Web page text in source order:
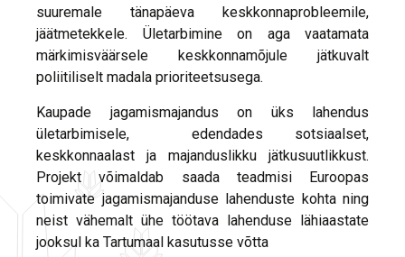
suuremale tänapäeva keskkonnaprobleemile,
jäätmetekkele. Ületarbimine on aga vaatamata
märkimisväärsele keskkonnamõjule jätkuvalt
poliitiliselt madala prioriteetsusega.
Kaupade jagamismajandus on üks lahendus
ületarbimisele, edendades sotsiaalset,
keskkonnaalast ja majanduslikku jätkusuutlikkust.
Projekt võimaldab saada teadmisi Euroopas
toimivate jagamismajanduse lahenduste kohta ning
neist vähemalt ühe töötava lahenduse lähiaastate
jooksul ka Tartumaal kasutusse võtta